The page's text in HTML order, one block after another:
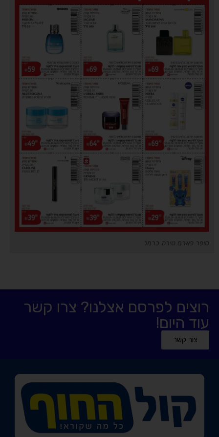
סופר פארם טירת כרמל
רוצים לפרסם אצלנו? צרו קשר
עוד היום!
צור קשר